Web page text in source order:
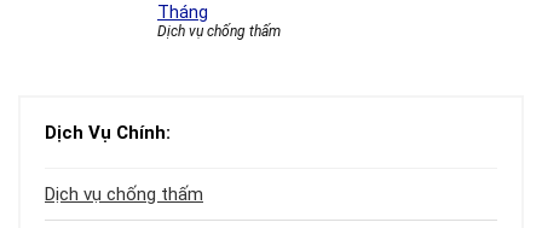
Tháng
Dịch vụ chống thấm
Dịch Vụ Chính:
Dịch vụ chống thấm